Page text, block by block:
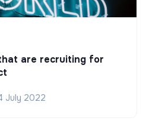
are recruiting for
July 2022